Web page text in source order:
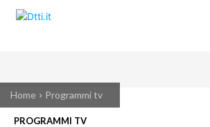
Home Programmi tv
PROGRAMMI TV